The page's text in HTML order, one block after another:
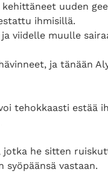
uuden
ihmisillä.
viidelle muulle
ja tänään
tehokkaasti estää
jotka he sitten
vastaan.